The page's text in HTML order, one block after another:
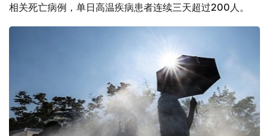
相关死亡病例，单日高温疾病患者连续三天超过200人。